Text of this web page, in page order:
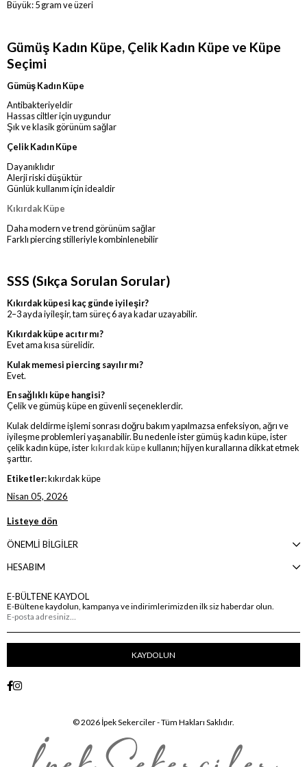
Büyük: 5 gram ve üzeri
Gümüş Kadın Küpe, Çelik Kadın Küpe ve Küpe
Seçimi
Gümüş Kadın Küpe
Antibakteriyeldir
Hassas ciltler için uygundur
Şık ve klasik görünüm sağlar
Çelik Kadın Küpe
Dayanıklıdır
Alerji riski düşüktür
Günlük kullanım için idealdir
Kıkırdak Küpe
Daha modern ve trend görünüm sağlar
Farklı piercing stilleriyle kombinlenebilir
SSS (Sıkça Sorulan Sorular)
Kıkırdak küpesi kaç günde iyileşir?
2–3 ayda iyileşir, tam süreç 6 aya kadar uzayabilir.
Kıkırdak küpe acıtır mı?
Evet ama kısa sürelidir.
Kulak memesi piercing sayılır mı?
Evet.
En sağlıklı küpe hangisi?
Çelik ve gümüş küpe en güvenli seçeneklerdir.
Kulak deldirme işlemi sonrası doğru bakım yapılmazsa enfeksiyon, ağrı ve
iyileşme problemleri yaşanabilir. Bu nedenle ister gümüş kadın küpe, ister
çelik kadın küpe, isterkıkırdak küpekullanın; hijyen kurallarına dikkat etmek
şarttır.
Etiketler:kıkırdak küpe
Nisan 05, 2026
Listeye dön
ÖNEMLİ BİLGİLER
HESABIM
E-BÜLTENE KAYDOL
E-Bültene kaydolun, kampanya ve indirimlerimizden ilk siz haberdar olun.
KAYDOLUN
© 2026 İpek Sekerciler - Tüm Hakları Saklıdır.